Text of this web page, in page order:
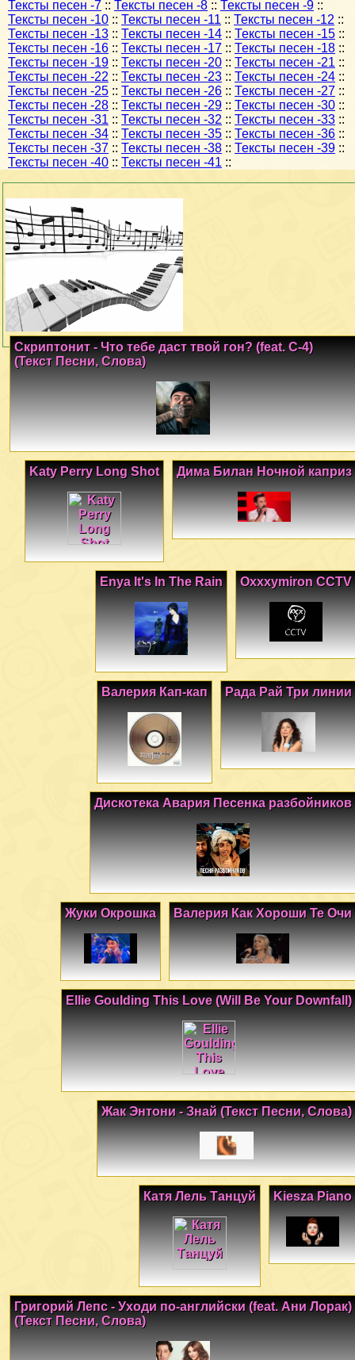
Тексты песен -7 :: Тексты песен -8 :: Тексты песен -9 ::
Тексты песен -10 :: Тексты песен -11 :: Тексты песен -12 ::
Тексты песен -13 :: Тексты песен -14 :: Тексты песен -15 ::
Тексты песен -16 :: Тексты песен -17 :: Тексты песен -18 ::
Тексты песен -19 :: Тексты песен -20 :: Тексты песен -21 ::
Тексты песен -22 :: Тексты песен -23 :: Тексты песен -24 ::
Тексты песен -25 :: Тексты песен -26 :: Тексты песен -27 ::
Тексты песен -28 :: Тексты песен -29 :: Тексты песен -30 ::
Тексты песен -31 :: Тексты песен -32 :: Тексты песен -33 ::
Тексты песен -34 :: Тексты песен -35 :: Тексты песен -36 ::
Тексты песен -37 :: Тексты песен -38 :: Тексты песен -39 ::
Тексты песен -40 :: Тексты песен -41 ::
Скриптонит - Что тебе даст твой гон? (feat. C-4)
(Текст Песни, Слова)
Дима Билан Ночной каприз
Katy Perry Long Shot
Oxxxymiron CCTV
Enya It's In The Rain
Рада Рай Три линии
Валерия Кап-кап
Дискотека Авария Песенка разбойников
Валерия Как Хороши Те Очи
Жуки Окрошка
Ellie Goulding This Love (Will Be Your Downfall)
Жак Энтони - Знай (Текст Песни, Слова)
Kiesza Piano
Катя Лель Танцуй
Григорий Лепс - Уходи по-английски (feat. Ани Лорак)
(Текст Песни, Слова)